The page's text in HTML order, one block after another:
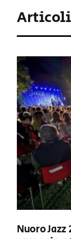
Nuoro